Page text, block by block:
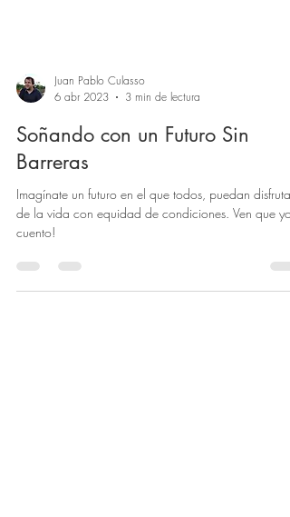
Juan Pablo Culasso
6 abr 2023
3 min de lectura
Soñando con un Futuro Sin
Barreras
Imagínate un futuro en el que todos, puedan disfrutar
de la vida con equidad de condiciones. Ven que yo
cuento!